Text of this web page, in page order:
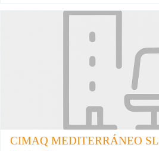
CIMAQ MEDITERRÁNEO SL